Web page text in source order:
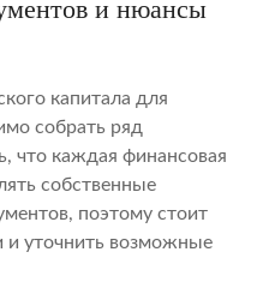
и нюансы
капитала для
собрать ряд
что каждая финансовая
собственные
поэтому стоит
и уточнить возможные